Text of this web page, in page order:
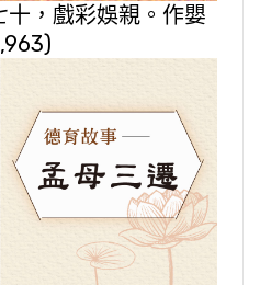
十，戲彩娛親。作嬰